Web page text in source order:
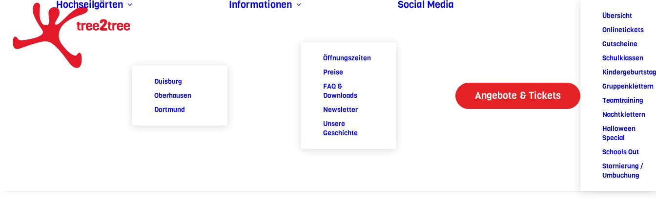
Hochseilgärten
Duisburg
Oberhausen
Dortmund
Informationen
Öffnungszeiten
Preise
FAQ &
Downloads
Newsletter
Unsere
Geschichte
Social Media
Angebote & Tickets
Übersicht
Onlinetickets
Gutscheine
Schulklassen
Kindergeburtstag
Gruppenklettern
Teamtraining
Nachtklettern
Halloween
Special
Schools Out
Stornierung /
Umbuchung